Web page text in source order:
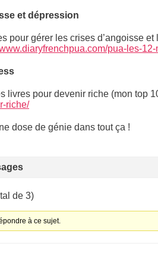
et dépression
pour gérer les crises d’angoisse et
pua-les-
livres pour devenir riche (mon top
riche/
dose de génie dans tout ça !
de 3)
à ce sujet.